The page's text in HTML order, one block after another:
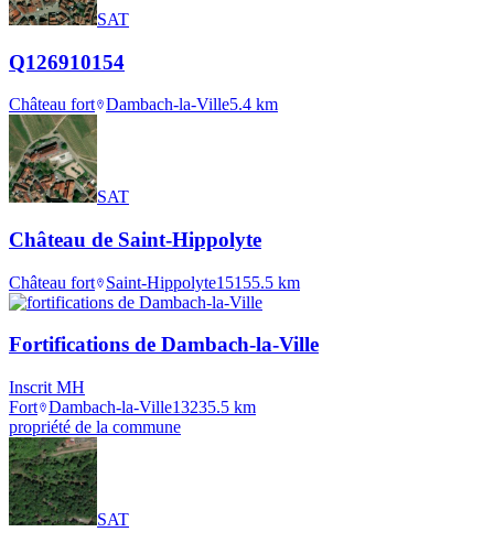
SAT
Q126910154
Château fort Dambach-la-Ville5.4 km
SAT
Château de Saint-Hippolyte
Château fort Saint-Hippolyte15155.5 km
Fortifications de Dambach-la-Ville
Inscrit MH
Fort Dambach-la-Ville13235.5 km
propriété de la commune
SAT